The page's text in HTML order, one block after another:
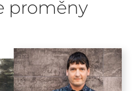
proměny